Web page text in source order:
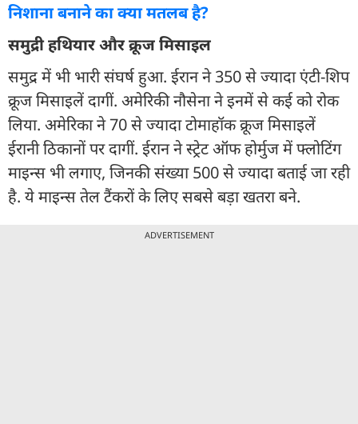
निशाना बनाने का क्या मतलब है?
समुद्री हथियार और क्रूज मिसाइल
समुद्र में भी भारी संघर्ष हुआ. ईरान ने 350 से ज्यादा एंटी-शिप
क्रूज मिसाइलें दागीं. अमेरिकी नौसेना ने इनमें से कई को रोक
लिया. अमेरिका ने 70 से ज्यादा टोमाहॉक क्रूज मिसाइलें
ईरानी ठिकानों पर दागीं. ईरान ने स्ट्रेट ऑफ होर्मुज में फ्लोटिंग
माइन्स भी लगाए, जिनकी संख्या 500 से ज्यादा बताई जा रही
है. ये माइन्स तेल टैंकरों के लिए सबसे बड़ा खतरा बने.
ADVERTISEMENT